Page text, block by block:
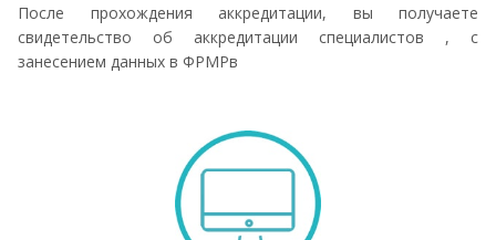
После прохождения аккредитации, вы получаете
свидетельство об аккредитации специалистов , с
занесением данных в ФРМРв